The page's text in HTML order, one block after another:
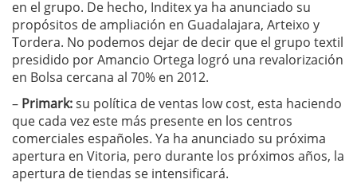
en el grupo. De hecho, Inditex ya ha anunciado su
propósitos de ampliación en Guadalajara, Arteixo y
Tordera. No podemos dejar de decir que el grupo textil
presidido por Amancio Ortega logró una revalorización
en Bolsa cercana al 70% en 2012.
– Primark:su política de ventas low cost, esta haciendo
que cada vez este más presente en los centros
comerciales españoles. Ya ha anunciado su próxima
apertura en Vitoria, pero durante los próximos años, la
apertura de tiendas se intensificará.